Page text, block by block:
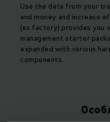
Use the data from your
and money and increase
(ex factory) provides you
management starter
expanded with various
components.